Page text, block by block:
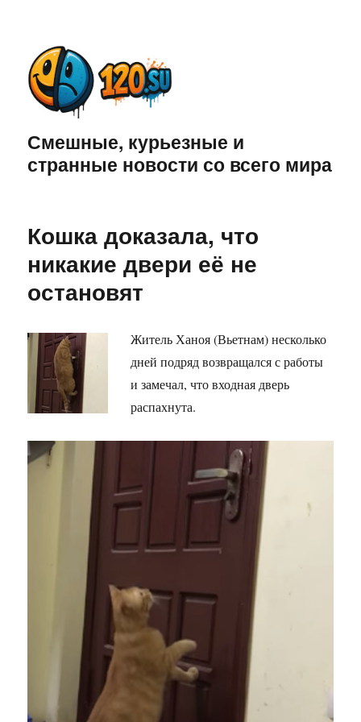
Смешные, курьезные и
странные новости со всего мира
Кошка доказала, что
никакие двери её не
остановят
Житель Ханоя (Вьетнам) несколько
дней подряд возвращался с работы
и замечал, что входная дверь
распахнута.